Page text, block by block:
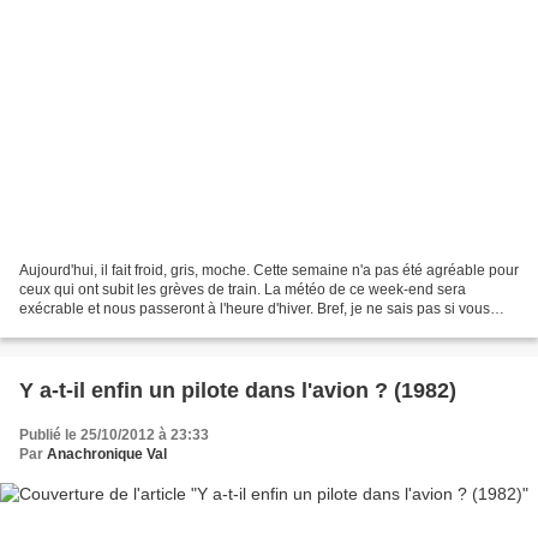
Aujourd'hui, il fait froid, gris, moche. Cette semaine n'a pas été agréable pour
ceux qui ont subit les grèves de train. La météo de ce week-end sera
exécrable et nous passeront à l'heure d'hiver. Bref, je ne sais pas si vous
Y a-t-il enfin un pilote dans l'avion ? (1982)
Publié le 25/10/2012 à 23:33
Par Anachronique Val